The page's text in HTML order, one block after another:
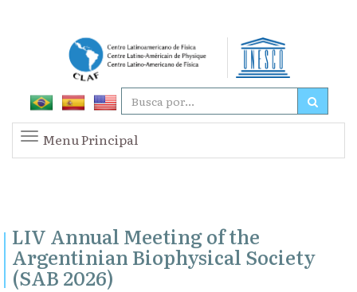
Menu Principal
LIV Annual Meeting of the
Argentinian Biophysical Society
(SAB 2026)